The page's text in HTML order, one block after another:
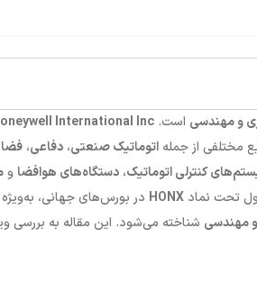
و مهندسی است. International Inc.
مختلفی از جمله اتوماتیک صنعتی، دفاعی،
کنترلی اتوماتیک، دستگاه‌های هوافضاو
ول تحت نماد HONX در بورس‌های جهانی،
مهندسی شناخته می‌شود. این مقاله به بررسی